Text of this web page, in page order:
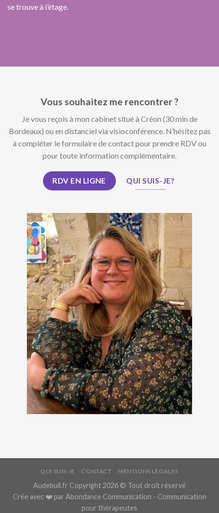
se trouve à l’étage.
Vous souhaitez me rencontrer ?
Je vous reçois à mon cabinet situé à Créon (30 min de
Bordeaux) ou en distanciel via visioconférence. N’hésitez pas
à compléter le formulaire de contact pour prendre RDV ou
pour toute information complémentaire.
RDV EN LIGNE QUI SUIS-JE?
QUI SUIS-JE CONTACT MENTIONS LÉGALES
Audebuil.fr Copyright 2026 © Tout droit réservé
Crée avec ❤️ par Abondance Communication - Communication
pour thérapeutes